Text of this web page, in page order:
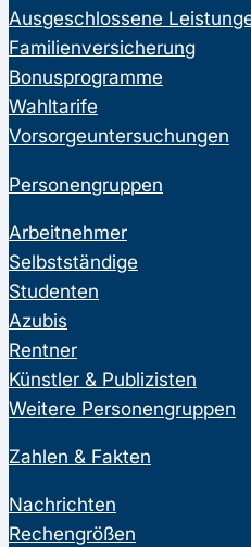
Ausgeschlossene
Familienversicherung
Bonusprogramme
Wahltarife
Vorsorgeuntersuchungen
Personengruppen
Arbeitnehmer
Selbstständige
Studenten
Azubis
Rentner
Künstler & Publizisten
Weitere Personengruppen
Zahlen & Fakten
Nachrichten
Rechengrößen